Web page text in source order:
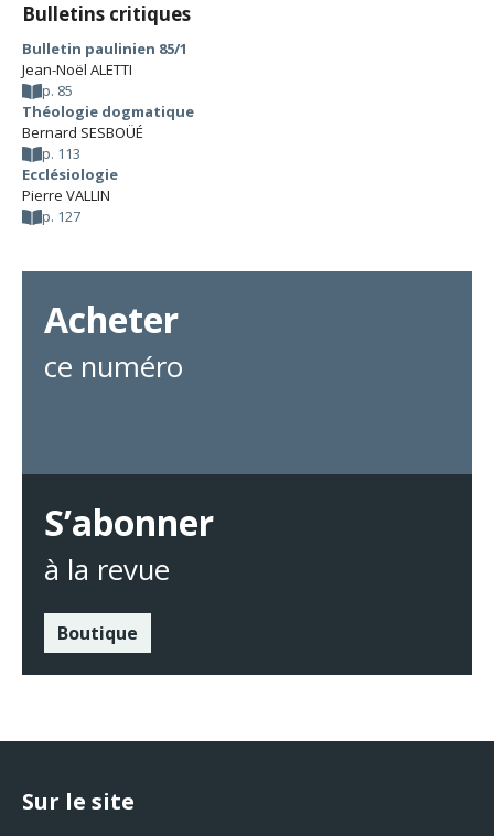
Bulletins critiques
Bulletin paulinien 85/1
Jean-Noël ALETTI
p. 85
Théologie dogmatique
Bernard SESBOÜÉ
p. 113
Ecclésiologie
Pierre VALLIN
p. 127
Acheter
ce numéro
S’abonner
à la revue
Boutique
Sur le site